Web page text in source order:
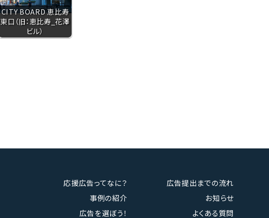
CITY BOARD 恵比寿
東口（旧：恵比寿_花澤
ビル）
応援広告ってなに？
広告提出までの流れ
事例の紹介
お知らせ
広告を選ぼう！
よくある質問